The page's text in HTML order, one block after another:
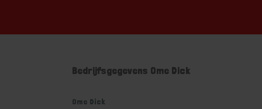
Bedrijfsgegevens Ome Dick
Ome Dick